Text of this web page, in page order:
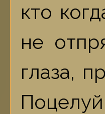
кто
не
глаза,